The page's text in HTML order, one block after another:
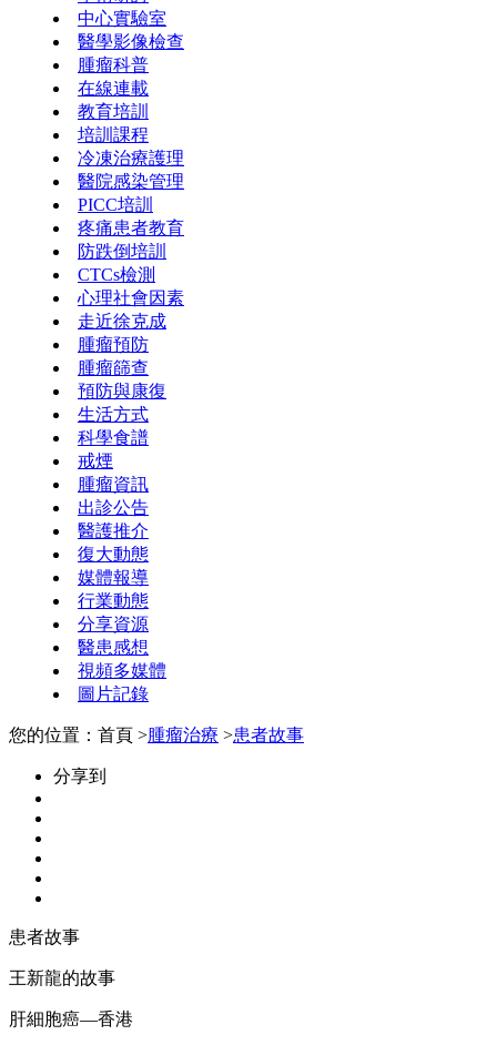
中心實驗室
醫學影像檢查
腫瘤科普
在線連載
教育培訓
培訓課程
冷凍治療護理
醫院感染管理
PICC培訓
疼痛患者教育
防跌倒培訓
CTCs檢測
心理社會因素
走近徐克成
腫瘤預防
腫瘤篩查
預防與康復
生活方式
科學食譜
戒煙
腫瘤資訊
出診公告
醫護推介
復大動態
媒體報導
行業動態
分享資源
醫患感想
視頻多媒體
圖片記錄
您的位置：首頁 >腫瘤治療 >患者故事
分享到
患者故事
王新龍的故事
肝細胞癌—香港